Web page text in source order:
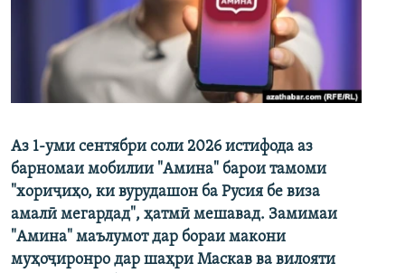
Аз 1-уми сентябри соли 2026 истифода аз
барномаи мобилии "Амина" барои тамоми
"хориҷиҳо, ки вурудашон ба Русия бе виза
амалӣ мегардад", ҳатмӣ мешавад. Замимаи
"Амина" маълумот дар бораи макони
муҳоҷиронро дар шаҳри Маскав ва вилояти